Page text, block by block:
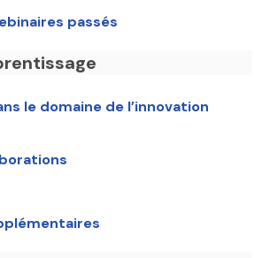
passés
le domaine de l’innovation